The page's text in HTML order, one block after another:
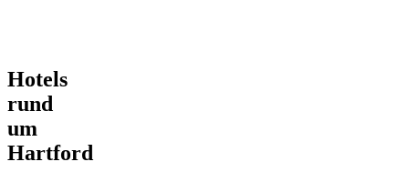
Hotels
rund
um
Hartford